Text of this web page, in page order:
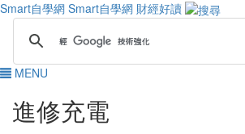
Smart自學網 Smart自學網 財經好讀
MENU
進修充電